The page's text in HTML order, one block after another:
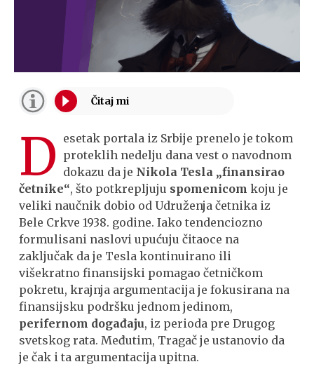
PRIJAVI LAŽNU VEST!
D esetak portala iz Srbije prenelo je tokom
proteklih nedelju dana vest o navodnom
dokazu da je Nikola Tesla „finansirao
četnike“, što potkrepljuju spomenicom koju je
veliki naučnik dobio od Udruženja četnika iz
Bele Crkve 1938. godine. Iako tendenciozno
formulisani naslovi upućuju čitaoce na
zaključak da je Tesla kontinuirano ili
višekratno finansijski pomagao četničkom
pokretu, krajnja argumentacija je fokusirana na
finansijsku podršku jednom jedinom,
perifernom događaju, iz perioda pre Drugog
svetskog rata. Međutim, Tragač je ustanovio da
je čak i ta argumentacija upitna.